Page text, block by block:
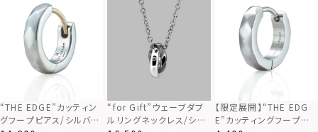
“THE EDGE”カッティン
グフープピアス/シルバー
“for Gift”ウェーブダブ
ルリングネックレス/シル
【限定展開】“THE EDG
E”カッティングフープピ